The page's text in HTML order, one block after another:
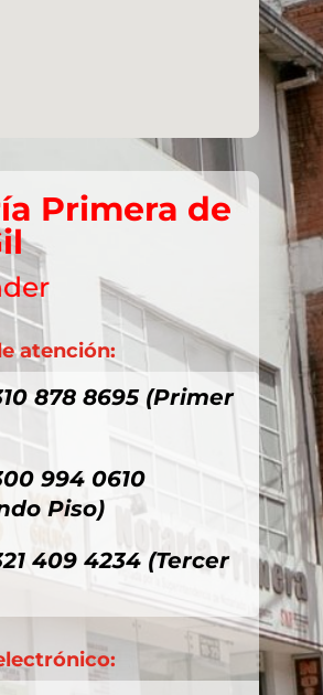
Primera de
atención:
878 8695 (Primer
994 0610
Piso)
409 4234 (Tercer